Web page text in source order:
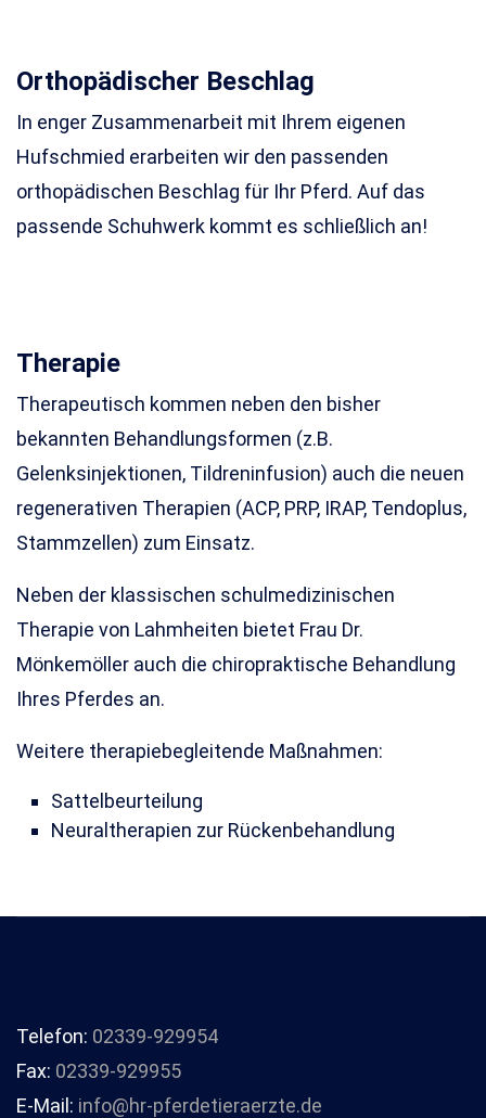
Orthopädischer Beschlag
In enger Zusammenarbeit mit Ihrem eigenen
Hufschmied erarbeiten wir den passenden
orthopädischen Beschlag für Ihr Pferd. Auf das
passende Schuhwerk kommt es schließlich an!
Therapie
Therapeutisch kommen neben den bisher
bekannten Behandlungsformen (z.B.
Gelenksinjektionen, Tildreninfusion) auch die neuen
regenerativen Therapien (ACP, PRP, IRAP, Tendoplus,
Stammzellen) zum Einsatz.
Neben der klassischen schulmedizinischen
Therapie von Lahmheiten bietet Frau Dr.
Mönkemöller auch die chiropraktische Behandlung
Ihres Pferdes an.
Weitere therapiebegleitende Maßnahmen:
Sattelbeurteilung
Neuraltherapien zur Rückenbehandlung
Telefon: 02339-929954
Fax: 02339-929955
E-Mail: info@hr-pferdetieraerzte.de